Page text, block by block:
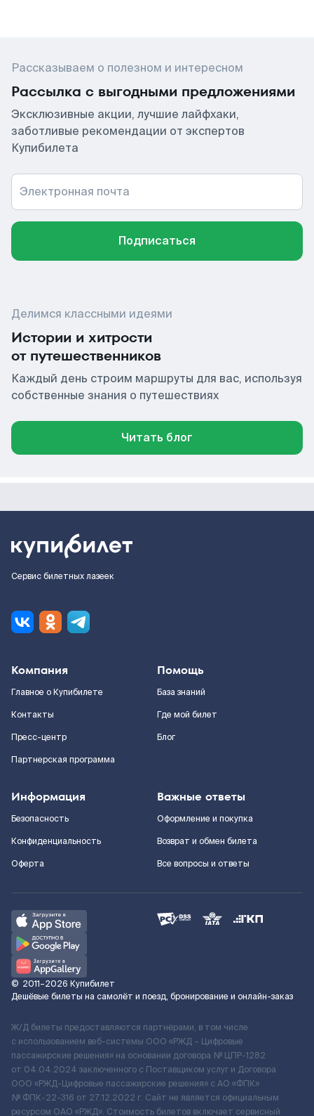
Рассказываем о полезном и интересном
Рассылка с выгодными предложениями
Эксклюзивные акции, лучшие лайфхаки,
заботливые рекомендации от экспертов
Купибилета
Электронная почта
Подписаться
Делимся классными идеями
Истории и хитрости
от путешественников
Каждый день строим маршруты для вас, используя
собственные знания о путешествиях
Читать блог
Сервис билетных лазеек
Компания
Главное о Купибилете
Контакты
Пресс-центр
Партнерская программа
Помощь
База знаний
Где мой билет
Блог
Информация
Безопасность
Конфиденциальность
Оферта
Важные ответы
Оформление и покупка
Возврат и обмен билета
Все вопросы и ответы
© 2011–2026 Купибилет
Дешёвые билеты на самолёт и поезд, бронирование и онлайн-заказ
Ж/Д билеты предоставляются партнёрами, в том числе
с использованием веб-системы ООО «РЖД – Цифровые
пассажирские решения» на основании договора № ЦПР-1282
от 04.04.2024 заключенного с Поставщиком услуг и Договора
ООО «РЖД-Цифровые пассажирские решения» c АО «ФПК»
№ ФПК-22-316 от 27.12.2022 г. Сайт не является официальным
ресурсом ОАО «РЖД». Стоимость билетов включает сервисный